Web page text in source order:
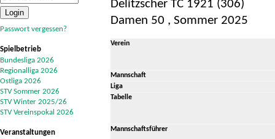
Passwort vergessen?
Spielbetrieb
Bundesliga 2026
Regionalliga 2026
Ostliga 2026
STV Sommer 2026
STV Winter 2025/26
STV Vereinspokal 2026
Veranstaltungen
Delitzscher TC 1921 (306)
Damen 50 , Sommer 2025
Verein
Mannschaft
Liga
Tabelle
Mannschaftsführer